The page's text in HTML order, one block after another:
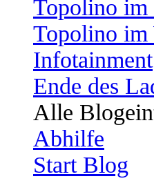
Topolino im
Topolino im
Infotainment
Ende des
Alle
Abhilfe
Start Blog